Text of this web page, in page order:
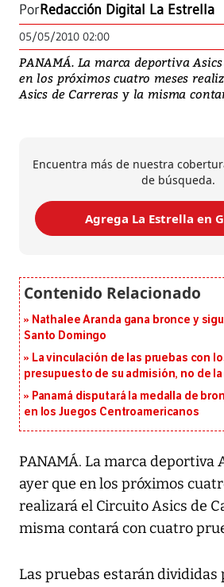
PorRedacción Digital La Estrella
05/05/2010 02:00
PANAMÁ. La marca deportiva
en los próximos cuatro meses
Asics de Carreras y la misma
Encuentra más de nuestra
de búsqueda.
Agrega La Estrella en
Nathalee Aranda gana bronce y
Santo Domingo
La vinculación de las pruebas con
presupuesto de su admisión, no de
Panamá disputará la medalla de
en los Juegos Centroamericanos
PANAMÁ. La marca deportiva
ayer que en los próximos
realizará el Circuito Asics de
misma contará con cuatro
Las pruebas estarán divididas